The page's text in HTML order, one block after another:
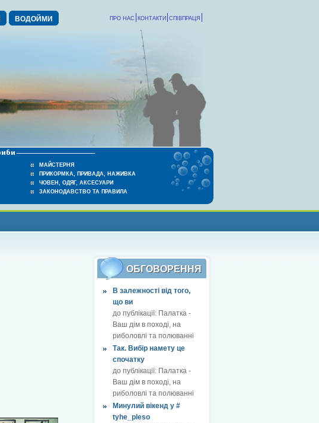
ВОДОЙМИ СПІВПРАЦЯ
КОНТАКТИ
ПРО НАС
МАЙСТЕРНЯ
ПРИКОРМКА, ПРИВАДА, НАЖИВКА
ЧОВЕН, ОДЯГ, АКСЕСУАРИ
ЗАКОНОДАВСТВО ТА ПРАВИЛА
ОБГОВОРЕННЯ
В залежності від того,
що ви
до публікації: Палатка -
Ваш дім в поході, на
риболовлі та полюванні
Так. Вибір намету це
спочатку
до публікації: Палатка -
Ваш дім в поході, на
риболовлі та полюванні
Минулий вікенд у #
tyhe_pleso